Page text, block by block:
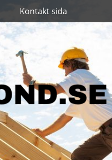
Kontakt sida